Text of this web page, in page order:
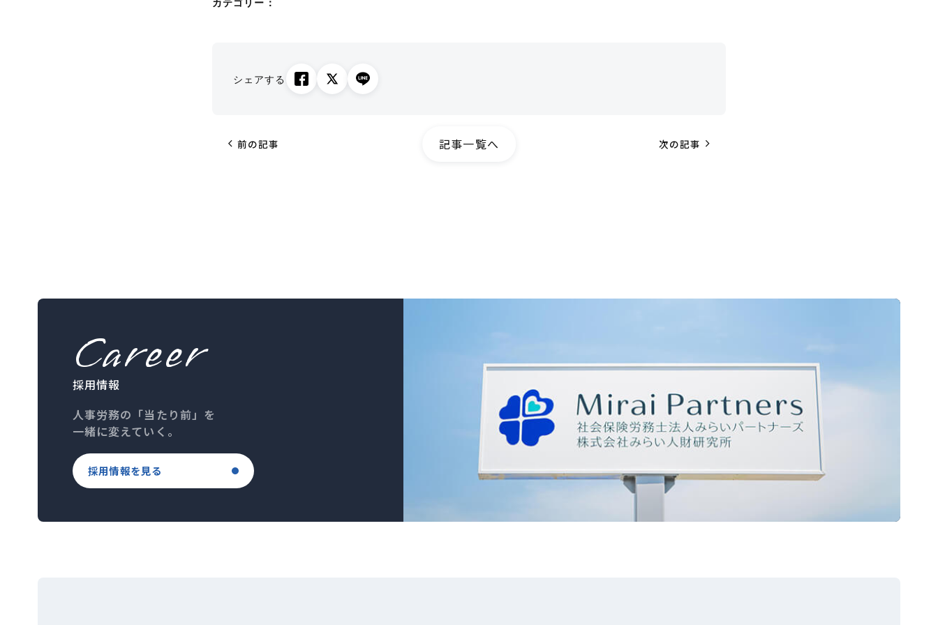
カテゴリー：
シェアする
chevron_left 前の記事 記事一覧へ 次の記事 navigate_next
Career
採用情報
人事労務の「当たり前」を
一緒に変えていく。
採用情報を見る